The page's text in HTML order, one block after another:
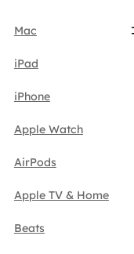
Mac
iPad
iPhone
Apple Watch
AirPods
Apple TV & Home
Beats